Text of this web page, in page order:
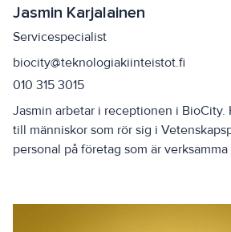
Jasmin Karjalainen
Servicespecialist
biocity@teknologiakiinteistot.fi
010 315 3015
Jasmin arbetar i receptionen i BioCity.
till människor som rör sig i
personal på företag som är